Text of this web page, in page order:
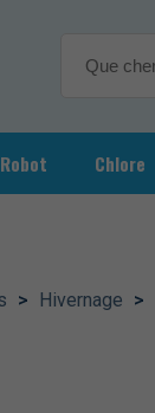
Robot Chlore
> Hivernage >